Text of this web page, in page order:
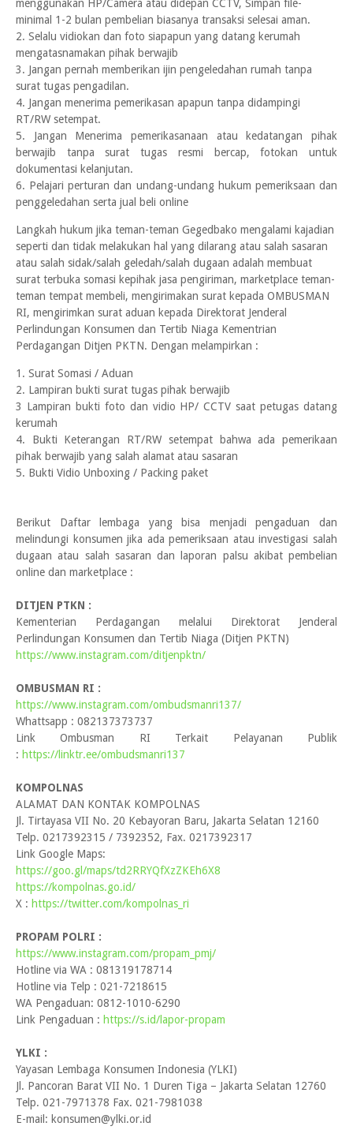
menggunakan HP/Camera atau didepan CCTV, Simpan file-
minimal 1-2 bulan pembelian biasanya transaksi selesai aman.
2. Selalu vidiokan dan foto siapapun yang datang kerumah
mengatasnamakan pihak berwajib
3. Jangan pernah memberikan ijin pengeledahan rumah tanpa
surat tugas pengadilan.
4. Jangan menerima pemerikasan apapun tanpa didampingi
RT/RW setempat.
5. Jangan Menerima pemerikasanaan atau kedatangan pihak
berwajib tanpa surat tugas resmi bercap, fotokan untuk
dokumentasi kelanjutan.
6. Pelajari perturan dan undang-undang hukum pemeriksaan dan
penggeledahan serta jual beli online
Langkah hukum jika teman-teman Gegedbako mengalami kajadian
seperti dan tidak melakukan hal yang dilarang atau salah sasaran
atau salah sidak/salah geledah/salah dugaan adalah membuat
surat terbuka somasi kepihak jasa pengiriman, marketplace teman-
teman tempat membeli, mengirimakan surat kepada OMBUSMAN
RI, mengirimkan surat aduan kepada Direktorat Jenderal
Perlindungan Konsumen dan Tertib Niaga Kementrian
Perdagangan Ditjen PKTN. Dengan melampirkan :
1. Surat Somasi / Aduan
2. Lampiran bukti surat tugas pihak berwajib
3 Lampiran bukti foto dan vidio HP/ CCTV saat petugas datang
kerumah
4. Bukti Keterangan RT/RW setempat bahwa ada pemerikaan
pihak berwajib yang salah alamat atau sasaran
5. Bukti Vidio Unboxing / Packing paket
Berikut Daftar lembaga yang bisa menjadi pengaduan dan
melindungi konsumen jika ada pemeriksaan atau investigasi salah
dugaan atau salah sasaran dan laporan palsu akibat pembelian
online dan marketplace :
DITJEN PTKN :
Kementerian Perdagangan melalui Direktorat Jenderal
Perlindungan Konsumen dan Tertib Niaga (Ditjen PKTN)
https://www.instagram.com/ditjenpktn/
OMBUSMAN RI :
https://www.instagram.com/ombudsmanri137/
Whattsapp : 082137373737
Link Ombusman RI Terkait Pelayanan Publik
: https://linktr.ee/ombudsmanri137
KOMPOLNAS
ALAMAT DAN KONTAK KOMPOLNAS
Jl. Tirtayasa VII No. 20 Kebayoran Baru, Jakarta Selatan 12160
Telp. 0217392315 / 7392352, Fax. 0217392317
Link Google Maps:
https://goo.gl/maps/td2RRYQfXzZKEh6X8
https://kompolnas.go.id/
X : https://twitter.com/kompolnas_ri
PROPAM POLRI :
https://www.instagram.com/propam_pmj/
Hotline via WA : 081319178714
Hotline via Telp : 021-7218615
WA Pengaduan: 0812-1010-6290
Link Pengaduan : https://s.id/lapor-propam
YLKI :
Yayasan Lembaga Konsumen Indonesia (YLKI)
Jl. Pancoran Barat VII No. 1 Duren Tiga – Jakarta Selatan 12760
Telp. 021-7971378 Fax. 021-7981038
E-mail: konsumen@ylki.or.id